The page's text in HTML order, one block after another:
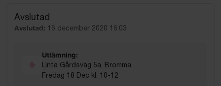
Avslutad
Avslutad: 16 december 2020 16:03
Utlämning:
Linta Gårdsväg 5a, Bromma
Fredag 18 Dec kl. 10-12